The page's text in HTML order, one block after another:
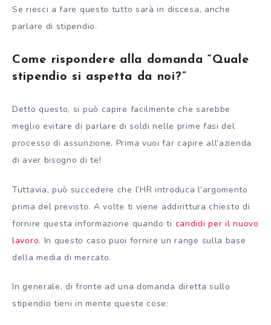
Se riesci a fare questo tutto sarà in discesa, anche
parlare di stipendio.
Come rispondere alla domanda “Quale
stipendio si aspetta da noi?”
Detto questo, si può capire facilmente che sarebbe
meglio evitare di parlare di soldi nelle prime fasi del
processo di assunzione. Prima vuoi far capire all’azienda
di aver bisogno di te!
Tuttavia, può succedere che l’HR introduca l’argomento
prima del previsto. A volte ti viene addirittura chiesto di
fornire questa informazione quando ti candidi per il nuovo
lavoro. In questo caso puoi fornire un range sulla base
della media di mercato.
In generale, di fronte ad una domanda diretta sullo
stipendio tieni in mente queste cose: